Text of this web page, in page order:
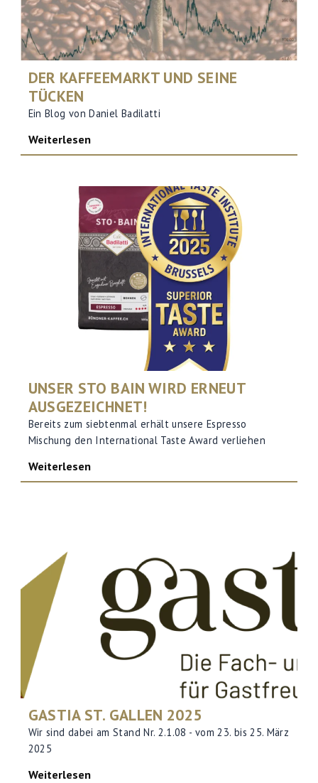
DER KAFFEEMARKT UND SEINE
TÜCKEN
Ein Blog von Daniel Badilatti
Weiterlesen
UNSER STO BAIN WIRD ERNEUT
AUSGEZEICHNET!
Bereits zum siebtenmal erhält unsere Espresso
Mischung den International Taste Award verliehen
Weiterlesen
GASTIA ST. GALLEN 2025
Wir sind dabei am Stand Nr. 2.1.08 - vom 23. bis 25. März
2025
Weiterlesen